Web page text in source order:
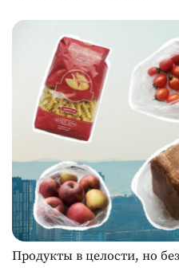
Продукты в целости, но